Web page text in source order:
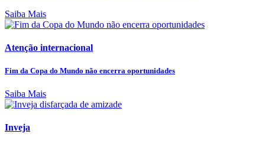
Saiba Mais
Atenção internacional
Fim da Copa do Mundo não encerra oportunidades
Saiba Mais
Inveja